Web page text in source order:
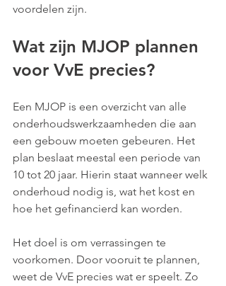
voordelen zijn.
Wat zijn MJOP plannen
voor VvE precies?
Een MJOP is een overzicht van alle
onderhoudswerkzaamheden die aan
een gebouw moeten gebeuren. Het
plan beslaat meestal een periode van
10 tot 20 jaar. Hierin staat wanneer welk
onderhoud nodig is, wat het kost en
hoe het gefinancierd kan worden.
Het doel is om verrassingen te
voorkomen. Door vooruit te plannen,
weet de VvE precies wat er speelt. Zo